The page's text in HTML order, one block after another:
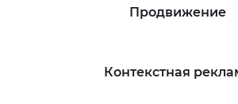
Продвижение
Контекстная